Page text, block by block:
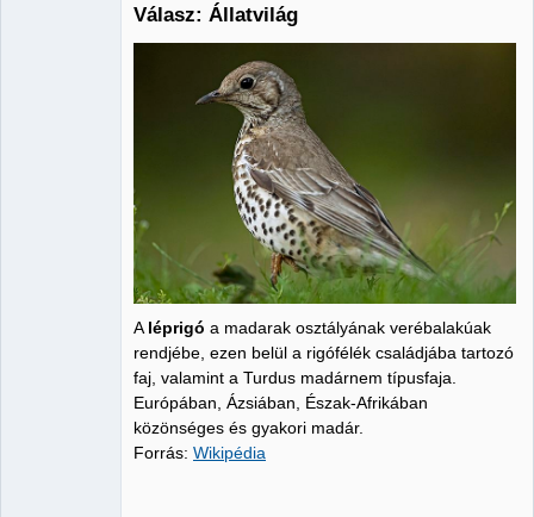
Válasz: Állatvilág
A léprigó a madarak osztályának verébalakúak
rendjébe, ezen belül a rigófélék családjába tartozó
faj, valamint a Turdus madárnem típusfaja.
Európában, Ázsiában, Észak-Afrikában
közönséges és gyakori madár.
Forrás: Wikipédia